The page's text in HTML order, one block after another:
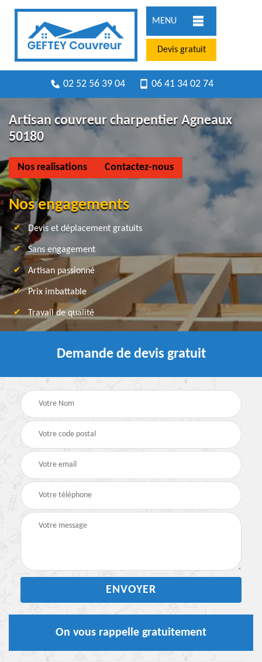
MENU
Devis gratuit
02 52 56 39 04 06 41 34 02 74
Artisan couvreur charpentier Agneaux
50180
Nos realisations Contactez-nous
Nos engagements
Devis et déplacement gratuits
Sans engagement
Artisan passionné
Prix imbattable
Travail de qualité
Demande de devis gratuit
On vous rappelle gratuitement